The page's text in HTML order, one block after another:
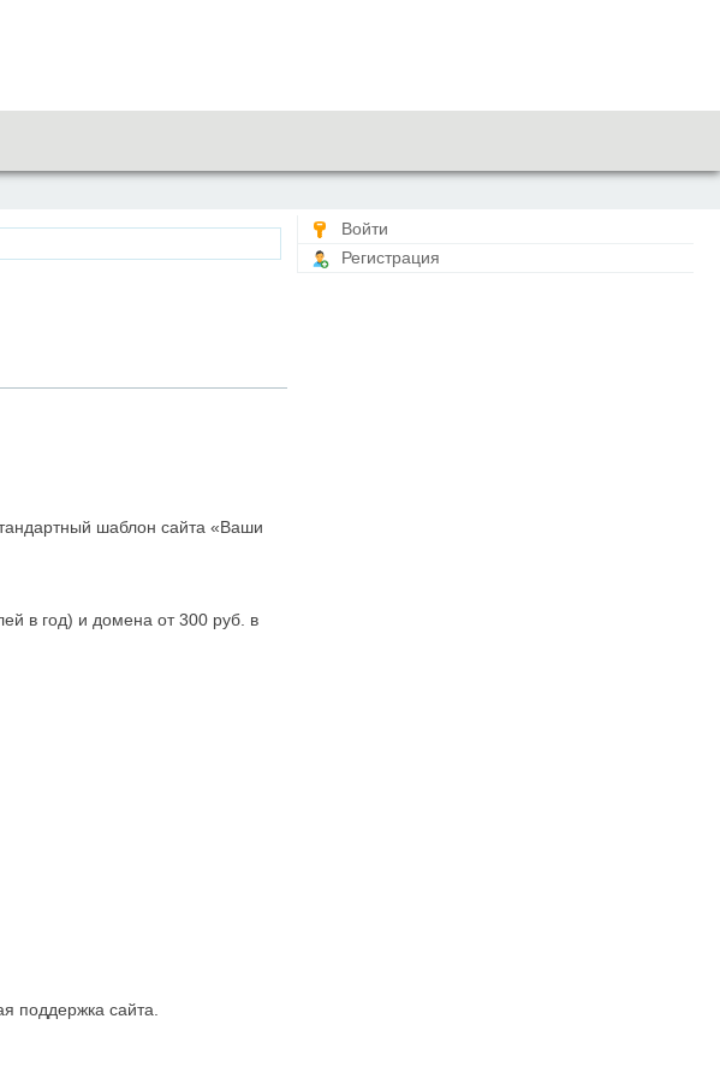
шаблон сайта «Ваши
в год) и домена от 300 руб. в
поддержка сайта.
Войти
Регистрация